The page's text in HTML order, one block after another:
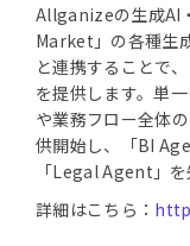
Allganizeの生成AI
Market」の各種生
と連携することで
を提供します。単
や業務フロー全体
供開始し、「BI
「Legal Agent」を
詳細はこちら：